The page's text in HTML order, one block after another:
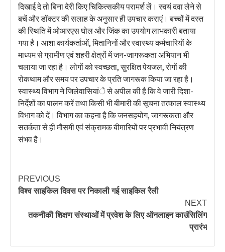
दिखाई दे तो बिना देरी किए चिकित्सकीय परामर्श लें। स्वयं दवा लेने से
बचें और डॉक्टर की सलाह के अनुसार ही उपचार कराएं। बच्चों में दस्त
की स्थिति में ओआरएस घोल और जिंक का उपयोग लाभकारी बताया
गया है। आशा कार्यकर्ताओं, मितानिनों और स्वास्थ्य कर्मचारियों के
माध्यम से ग्रामीण एवं शहरी क्षेत्रों में जन-जागरूकता अभियान भी
चलाया जा रहा है। लोगों को स्वच्छता, सुरक्षित पेयजल, रोगों की
रोकथाम और समय पर उपचार के प्रति जागरूक किया जा रहा है।
स्वास्थ्य विभाग ने जिलेवासियांे से अपील की है कि वे जारी दिशा-
निर्देशों का पालन करें तथा किसी भी बीमारी की सूचना तत्काल स्वास्थ्य
विभाग को दें। विभाग का कहना है कि जनसहयोग, जागरूकता और
सतर्कता से ही मौसमी एवं संक्रामक बीमारियों पर प्रभावी नियंत्रण
संभव है।
PREVIOUS
विश्व साइकिल दिवस पर निकाली गई साइकिल रैली
NEXT
तकनीकी शिक्षण संस्थाओं में प्रवेश के लिए ऑनलाइन काउंसिलिंग
प्रारंभ